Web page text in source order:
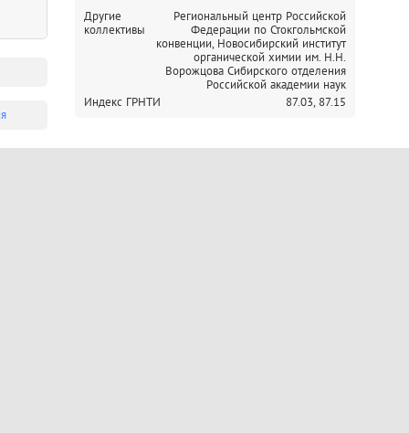
Другие
коллективы
Региональный центр Российской
Федерации по Стокгольмской
конвенции, Новосибирский институт
органической химии им. Н.Н.
Ворожцова Сибирского отделения
Российской академии наук
Индекс ГРНТИ
87.03, 87.15